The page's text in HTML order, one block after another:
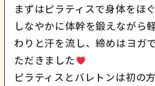
まずはピラティスで身体をほ
しなやかに体幹を鍛えながら
わりと汗を流し、締めはヨガ
ただきました
ピラティスとバレトンは初の